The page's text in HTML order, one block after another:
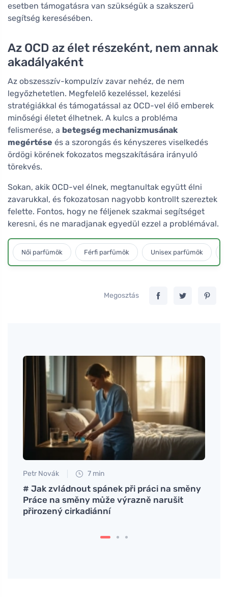
esetben támogatásra van szükségük a szakszerű
segítség keresésében.
Az OCD az élet részeként, nem annak
akadályaként
Az obszesszív-kompulzív zavar nehéz, de nem
legyőzhetetlen. Megfelelő kezeléssel, kezelési
stratégiákkal és támogatással az OCD-vel élő emberek
minőségi életet élhetnek. A kulcs a probléma
felismerése, a betegség mechanizmusának
megértése és a szorongás és kényszeres viselkedés
ördögi körének fokozatos megszakítására irányuló
törekvés.
Sokan, akik OCD-vel élnek, megtanultak együtt élni
zavarukkal, és fokozatosan nagyobb kontrollt szereztek
felette. Fontos, hogy ne féljenek szakmai segítséget
keresni, és ne maradjanak egyedül ezzel a problémával.
Női parfümök Férfi parfümök Unisex parfümök
Megosztás
Petr Novák 7 min
# Jak zvládnout spánek při práci na směny
Práce na směny může výrazně narušit
přirozený cirkadiánní